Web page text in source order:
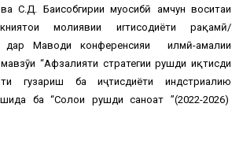
С.Д. Баҳисобгирии муҳосибӣ ҳамчун воситаи
молиявии иrтисодиёти рақамӣ/
дар Маводи конференсияи илмӣ-амалии
“Афзалиятҳи стратегии рушди иқтисди
гузариш ба иҷтисдиёти индстриалию
ба “Солҳои рушди саноат ”(2022-2026)